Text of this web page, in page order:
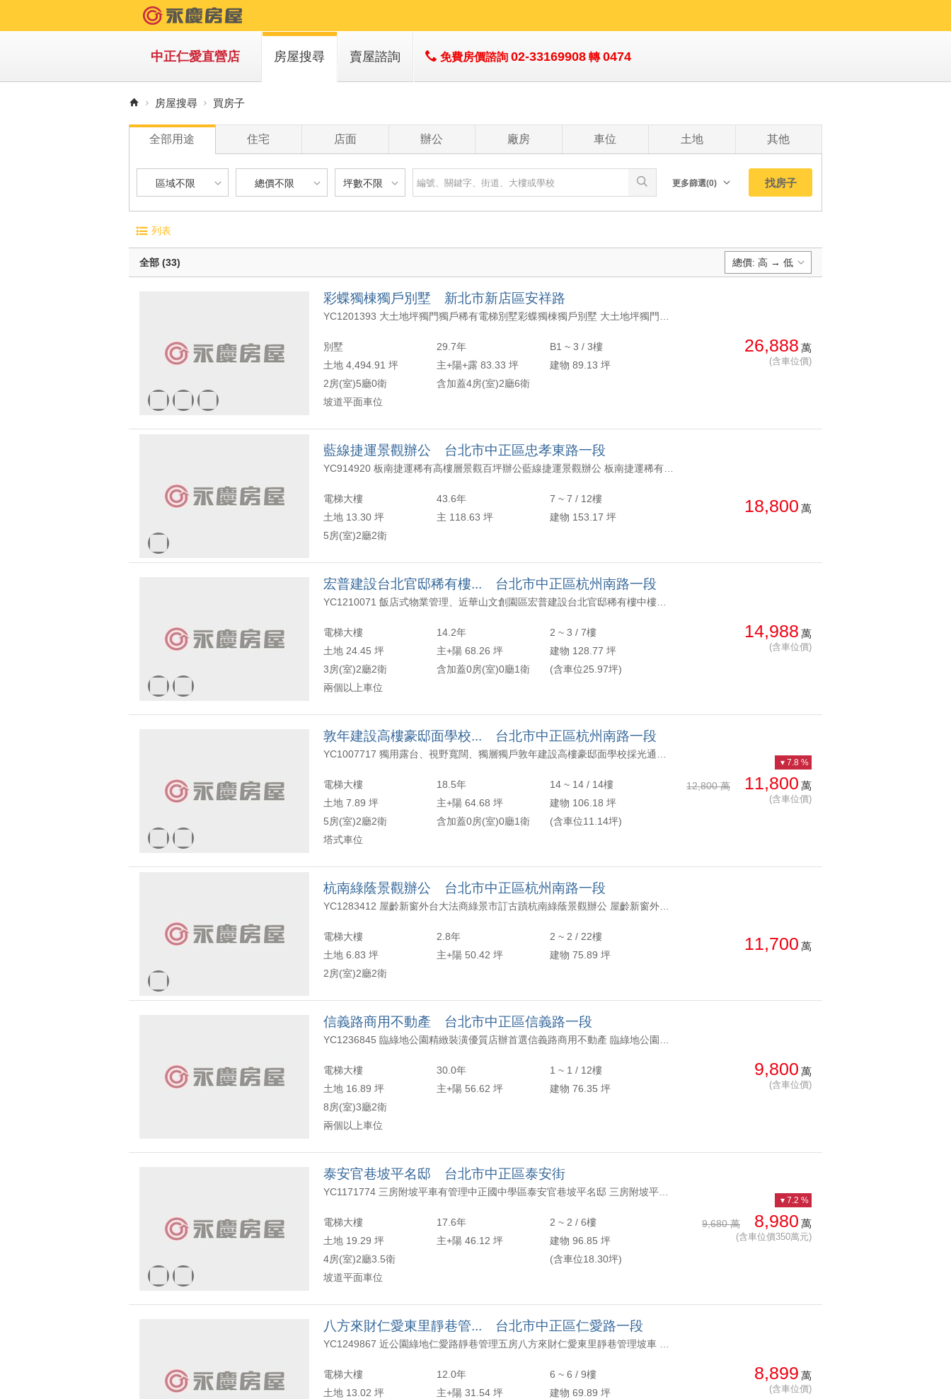
中正仁愛直營店 房屋搜尋 賣屋諮詢 免費房價諮詢 02-33169908 轉0474
房屋搜尋 買房子
全部用途 住宅 店面 辦公 廠房 車位 土地 其他
區域不限
台北市-中正區
台北市-大安區
新北市-三重區
新北市-板橋區
總價不限
900 萬以下
900 萬 - 1200 萬
1200 萬 - 1500 萬
2500 萬 - 4000 萬
- 萬
坪數不限
坪數不限
20 坪以下
20 坪 - 30 坪
40 坪 - 50 坪
- 坪
更多篩選(0) 找房子
電梯大廈
無電梯公寓
透天別墅
有無障礙空間
5 年 - 10 年
10 年 - 20 年
20 年 - 30 年
年
2 - 6 樓
7 - 12 樓
13 樓以上
- 樓
3 房
4 房
5 房以上
-
東
列表
全部 (33) 總價: 高 → 低
每坪單價: 低 → 高
彩蝶獨棟獨戶別墅 新北市新店區安祥路
別墅 29.7年
B1 ~ 3 / 3樓
土地 4,494.91 坪
主+陽+露 83.33 坪
建物 89.13 坪
2房(室)5廳0衛
含加蓋4房(室)2廳6衛
坡道平面車位
26,888 萬
(含車位價)
藍線捷運景觀辦公 台北市中正區忠孝東路一段
電梯大樓 43.6年
7 ~ 7 / 12樓
土地 13.30 坪
主 118.63 坪
建物 153.17 坪
5房(室)2廳2衛
18,800 萬
宏普建設台北官邸稀有樓... 台北市中正區杭州南路一段
電梯大樓 14.2年
2 ~ 3 / 7樓
土地 24.45 坪
主+陽 68.26 坪
建物 128.77 坪
3房(室)2廳2衛
含加蓋0房(室)0廳1衛
(含車位25.97坪)
兩個以上車位
14,988 萬
(含車位價)
敦年建設高樓豪邸面學校... 台北市中正區杭州南路一段
電梯大樓 18.5年
14 ~ 14 / 14樓
土地 7.89 坪
主+陽 64.68 坪
建物 106.18 坪
5房(室)2廳2衛
含加蓋0房(室)0廳1衛
(含車位11.14坪)
塔式車位
12,800 萬 11,800 萬
(含車位價)
7.8 %
杭南綠蔭景觀辦公 台北市中正區杭州南路一段
電梯大樓 2.8年
2 ~ 2 / 22樓
土地 6.83 坪
主+陽 50.42 坪
建物 75.89 坪
2房(室)2廳2衛
11,700 萬
信義路商用不動產 台北市中正區信義路一段
電梯大樓 30.0年
1 ~ 1 / 12樓
土地 16.89 坪
主+陽 56.62 坪
建物 76.35 坪
8房(室)3廳2衛
兩個以上車位
9,800 萬
(含車位價)
泰安官巷坡平名邸 台北市中正區泰安街
電梯大樓 17.6年
2 ~ 2 / 6樓
土地 19.29 坪
主+陽 46.12 坪
建物 96.85 坪
4房(室)2廳3.5衛
(含車位18.30坪)
坡道平面車位
9,680 萬 8,980 萬
(含車位價350萬元)
7.2 %
八方來財仁愛東里靜巷管... 台北市中正區仁愛路一段
電梯大樓 12.0年
6 ~ 6 / 9樓
土地 13.02 坪
主+陽 31.54 坪
建物 69.89 坪
8,899 萬
(含車位價)